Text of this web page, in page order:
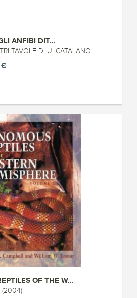
ANFIBI DIT...
TAVOLE DI U. CATALANO
€
OF THE W...
(2004)